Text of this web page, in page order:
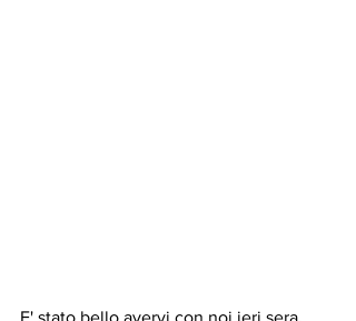
E' stato bello avervi con noi ieri sera,